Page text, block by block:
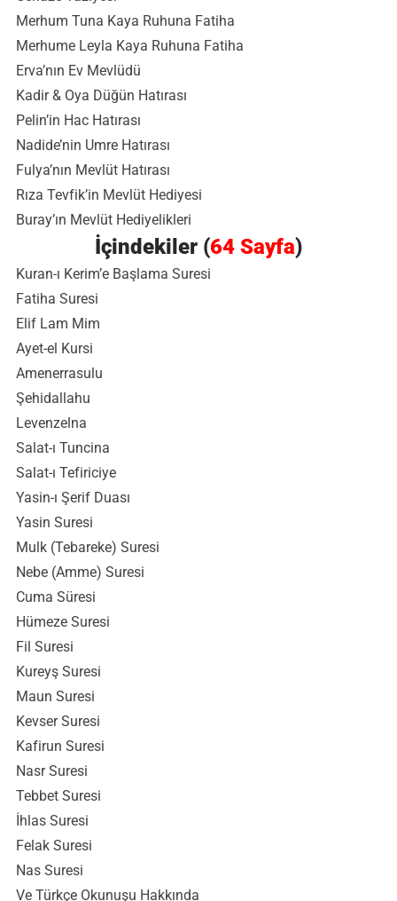
Merhum Tuna Kaya Ruhuna Fatiha
Merhume Leyla Kaya Ruhuna Fatiha
Erva’nın Ev Mevlüdü
Kadir & Oya Düğün Hatırası
Pelin’in Hac Hatırası
Nadide’nin Umre Hatırası
Fulya’nın Mevlüt Hatırası
Rıza Tevfik’in Mevlüt Hediyesi
Buray’ın Mevlüt Hediyelikleri
İçindekiler (64 Sayfa)
Kuran-ı Kerim’e Başlama Suresi
Fatiha Suresi
Elif Lam Mim
Ayet-el Kursi
Amenerrasulu
Şehidallahu
Levenzelna
Salat-ı Tuncina
Salat-ı Tefiriciye
Yasin-ı Şerif Duası
Yasin Suresi
Mulk (Tebareke) Suresi
Nebe (Amme) Suresi
Cuma Süresi
Hümeze Suresi
Fil Suresi
Kureyş Suresi
Maun Suresi
Kevser Suresi
Kafirun Suresi
Nasr Suresi
Tebbet Suresi
İhlas Suresi
Felak Suresi
Nas Suresi
Ve Türkçe Okunuşu Hakkında